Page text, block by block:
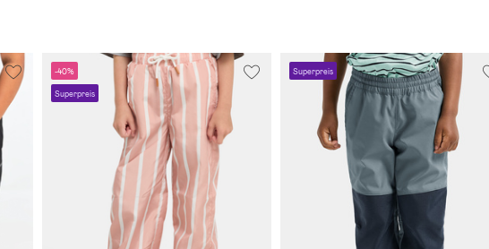
-40%
Superpreis
Superpreis